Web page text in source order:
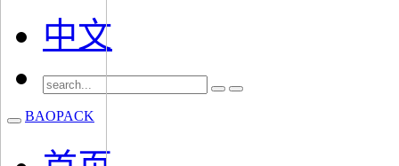
中文
BAOPACK